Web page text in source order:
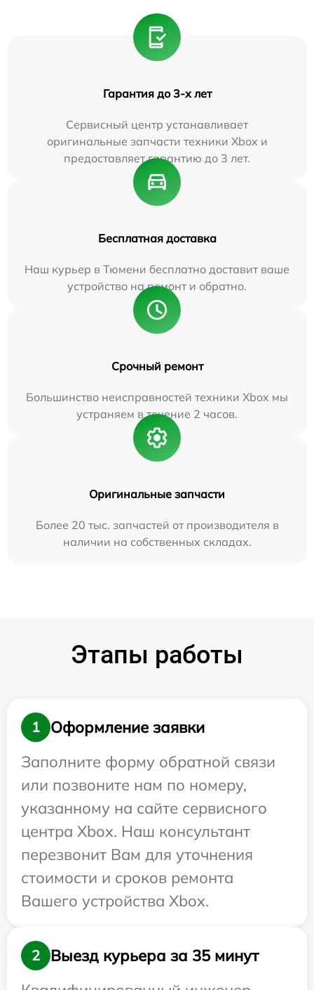
Гарантия до 3-х лет
Сервисный центр устанавливает
оригинальные запчасти техники Xbox и
предоставляет гарантию до 3 лет.
Бесплатная доставка
Наш курьер в Тюмени бесплатно доставит ваше
устройство на ремонт и обратно.
Срочный ремонт
Большинство неисправностей техники Xbox мы
устраняем в течение 2 часов.
Оригинальные запчасти
Более 20 тыс. запчастей от производителя в
наличии на собственных складах.
Этапы работы
1
Оформление заявки
Заполните форму обратной связи
или позвоните нам по номеру,
указанному на сайте сервисного
центра Xbox. Наш консультант
перезвонит Вам для уточнения
стоимости и сроков ремонта
Вашего устройства Xbox.
2
Выезд курьера за 35 минут